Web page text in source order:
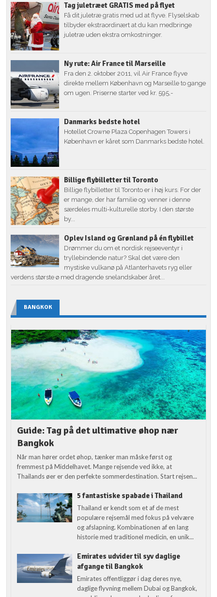
Tag juletræet GRATIS med på flyet
Få dit juletræ gratis med ud at flyve. Flyselskab
tilbyder ekstraordinært at du kan medbringe
juletræ uden ekstra omkostninger.
Ny rute: Air France til Marseille
Fra den 2. oktober 2011, vil Air France flyve
direkte mellem København og Marseille to gange
om ugen. Priserne starter ved kr. 595,-
Danmarks bedste hotel
Hotellet Crowne Plaza Copenhagen Towers i
København er kåret som Danmarks bedste hotel.
Billige flybilletter til Toronto
Billige flybilletter til Toronto er i høj kurs. For der
er mange, der har familie og venner i denne
særdeles multi-kulturelle storby. I den største
by...
Oplev Island og Grønland på én flybillet
Drømmer du om et nordisk rejseeventyr i
tryllebindende natur? Skal det være den
mystiske vulkanø på Atlanterhavets ryg eller
verdens største ø med dragende snelandskaber året...
BANGKOK
Guide: Tag på det ultimative øhop nær
Bangkok
Når man hører ordet øhop, tænker man måske først og
fremmest på Middelhavet. Mange rejsende ved ikke, at
Thailands øer er den perfekte sommerdestination. Start rejsen...
5 fantastiske spabade i Thailand
Thailand er kendt som et af de mest
populære rejsemål med fokus på velvære
og afslapning. Kombinationen af en lang
historie med traditionel medicin, en unik...
Emirates udvider til syv daglige
afgange til Bangkok
Emirates offentliggør i dag deres nye,
daglige flyvning mellem Dubai og Bangkok,